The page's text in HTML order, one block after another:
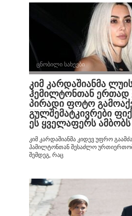
ცნობილი სახეები
კიმ კარდაშიანმა
ჰემილტონთან ერთად
პირადი ფოტო
გულშემატკივრები
ეს ყველაფერს ამბობს
კიმ კარდაშიანმა კიდევ უფრო
ჰამილტონთან შესაძლო
შემდეგ, რაც